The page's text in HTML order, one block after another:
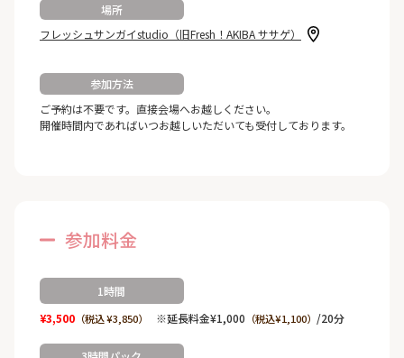
場所
フレッシュサンガイstudio（旧Fresh！AKIBA ササゲ）
参加方法
ご予約は不要です。直接会場へお越しください。
開催時間内であればいつお越しいただいても受付しております。
参加料金
1時間
¥3,500（税込 ¥3,850） ※延長料金¥1,000 （税込¥1,100） /20分